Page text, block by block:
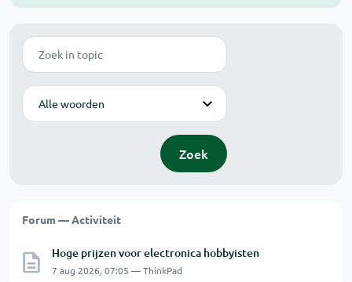
Zoek
Modus
Zoek
Forum — Activiteit
Hoge prijzen voor electronica hobbyisten
7 aug 2026, 07:05 — ThinkPad